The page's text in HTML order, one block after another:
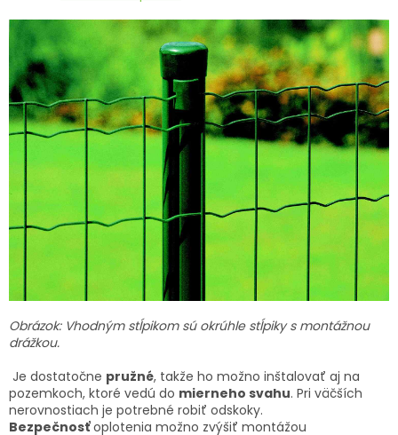
Obrázok: Vhodným stĺpikom sú okrúhle stĺpiky s montážnou
drážkou.
Je dostatočne pružné, takže ho možno inštalovať aj na
pozemkoch, ktoré vedú do mierneho svahu. Pri väčších
nerovnostiach je potrebné robiť odskoky.
Bezpečnosťoplotenia možno zvýšiť montážou